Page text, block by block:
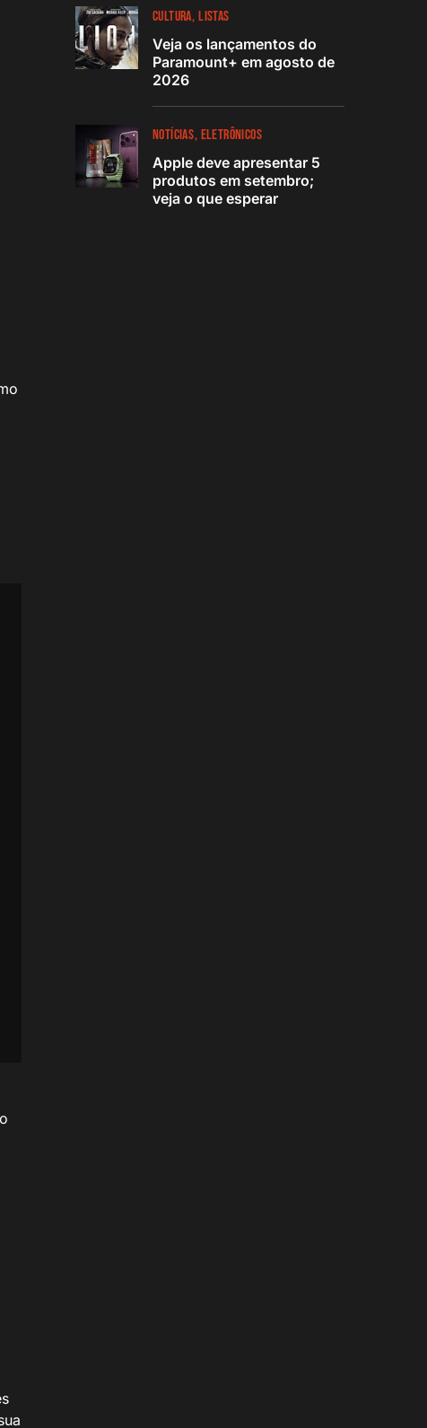
CULTURA LISTAS
Veja os lançamentos do
Paramount+ em agosto de
2026
NOTÍCIAS ELETRÔNICOS
Apple deve apresentar 5
produtos em setembro;
veja o que esperar